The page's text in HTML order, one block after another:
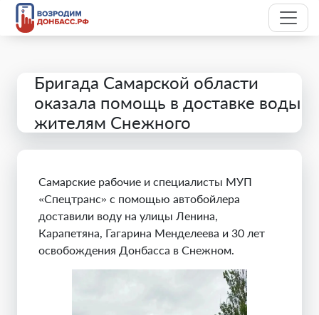
Бригада Самарской области
оказала помощь в доставке воды
жителям Снежного
Самарские рабочие и специалисты МУП
«Спецтранс» с помощью автобойлера
доставили воду на улицы Ленина,
Карапетяна, Гагарина Менделеева и 30 лет
освобождения Донбасса в Снежном.